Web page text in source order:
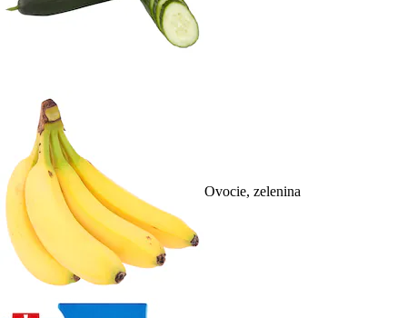
Ovocie, zelenina